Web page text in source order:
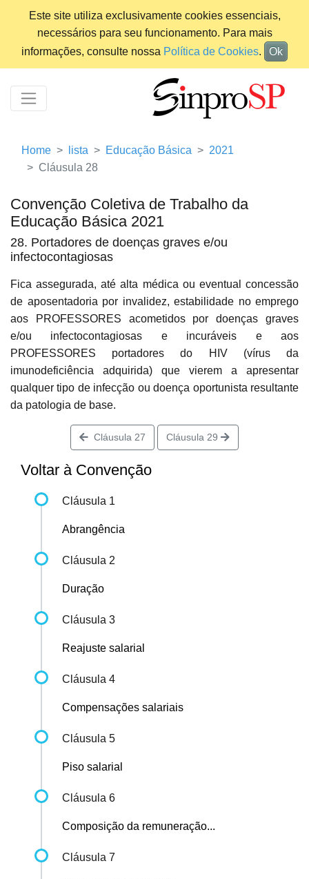
Este site utiliza exclusivamente cookies essenciais,
necessários para seu funcionamento. Para mais
informações, consulte nossa Política de Cookies. Ok
Home lista Educação Básica
2021
Cláusula 28
Convenção Coletiva de Trabalho da
Educação Básica 2021
28. Portadores de doenças graves e/ou
infectocontagiosas
Fica assegurada, até alta médica ou eventual concessão
de aposentadoria por invalidez, estabilidade no emprego
aos PROFESSORES acometidos por doenças graves
e/ou infectocontagiosas e incuráveis e aos
PROFESSORES portadores do HIV (vírus da
imunodeficiência adquirida) que vierem a apresentar
qualquer tipo de infecção ou doença oportunista resultante
da patologia de base.
Cláusula 27 Cláusula 29
Voltar à Convenção
Cláusula 1
Abrangência
Cláusula 2
Duração
Cláusula 3
Reajuste salarial
Cláusula 4
Compensações salariais
Cláusula 5
Piso salarial
Cláusula 6
Composição da remuneração...
Cláusula 7